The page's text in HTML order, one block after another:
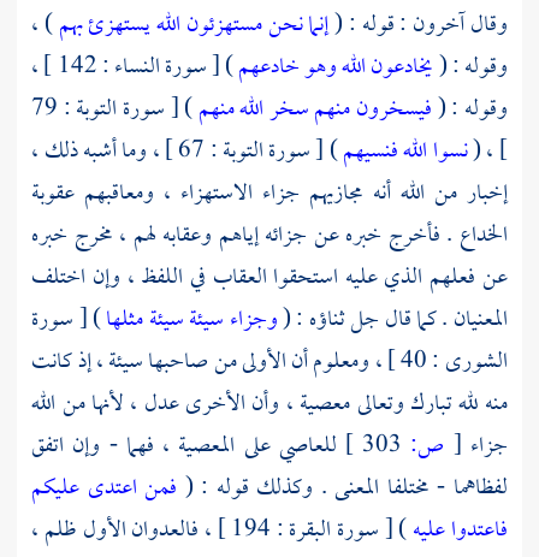
وقال آخرون : قوله : (إنما نحن مستهزئون الله يستهزئ بهم) ،
وقوله : (يخادعون الله وهو خادعهم
) [ سورة النساء : 142 ] ،
وقوله : (فيسخرون منهم سخر الله منهم
) [ سورة التوبة : 79
] ، (نسوا الله فنسيهم
) [ سورة التوبة : 67 ] ، وما أشبه ذلك ،
إخبار من الله أنه مجازيهم جزاء الاستهزاء ، ومعاقبهم عقوبة
الخداع . فأخرج خبره عن جزائه إياهم وعقابه لهم ، مخرج خبره
عن فعلهم الذي عليه استحقوا العقاب في اللفظ ، وإن اختلف
المعنيان . كما قال جل ثناؤه : (وجزاء سيئة سيئة مثلها) [ سورة
الشورى : 40 ] ، ومعلوم أن الأولى من صاحبها سيئة ، إذ كانت
منه لله تبارك وتعالى معصية ، وأن الأخرى عدل ، لأنها من الله
جزاء [ ص:
للعاصي على المعصية ، فهما - وإن اتفق
لفظاهما - مختلفا المعنى . وكذلك قوله : ( فمن اعتدى عليكم
فاعتدوا عليه
) [ سورة البقرة : 194 ] ، فالعدوان الأول ظلم ،